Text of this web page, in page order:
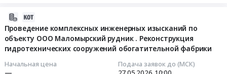
Проведение комплексных инженерных изысканий по
объекту ООО Маломырский рудник . Реконструкция
гидротехнических сооружений обогатительной фабрики
Начальная цена Подача заявок до (МСК)